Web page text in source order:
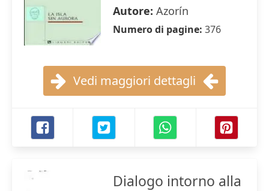
Autore: Azorín
Numero di pagine: 376
Vedi maggiori dettagli
Dialogo intorno alla